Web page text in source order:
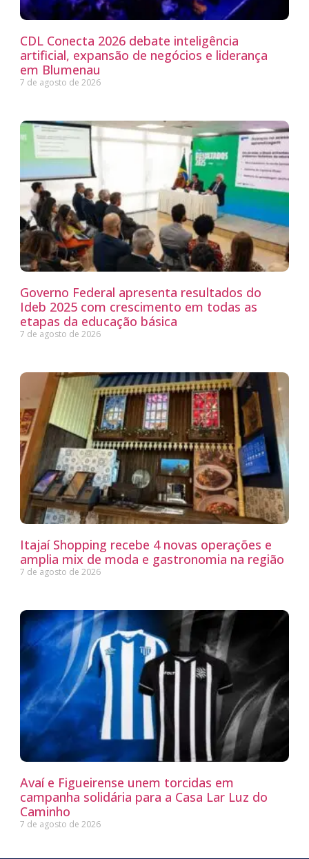
CDL Conecta 2026 debate inteligência
artificial, expansão de negócios e liderança
em Blumenau
7 de agosto de 2026
Governo Federal apresenta resultados do
Ideb 2025 com crescimento em todas as
etapas da educação básica
7 de agosto de 2026
Itajaí Shopping recebe 4 novas operações e
amplia mix de moda e gastronomia na região
7 de agosto de 2026
Avaí e Figueirense unem torcidas em
campanha solidária para a Casa Lar Luz do
Caminho
7 de agosto de 2026